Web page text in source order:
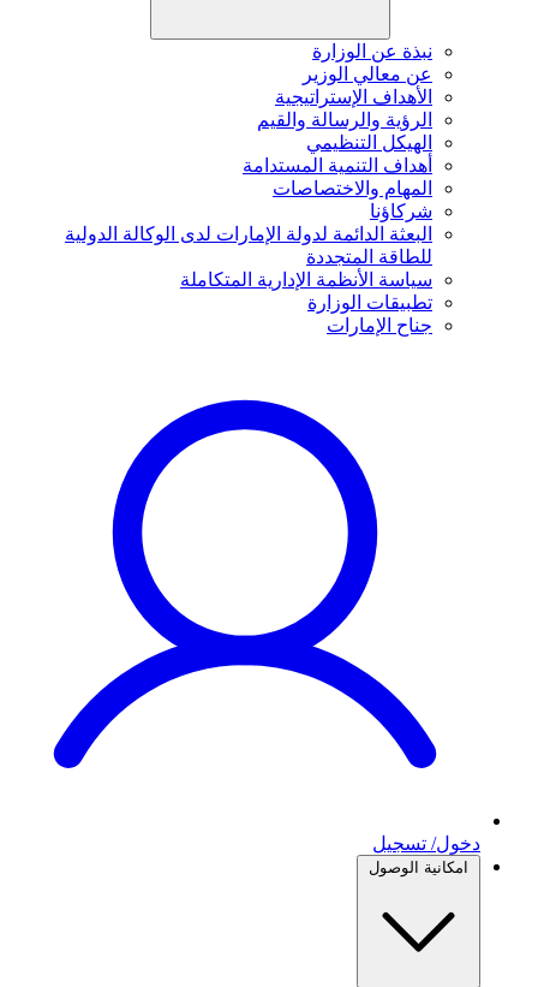
نبذة عن الوزارة
عن معالي الوزير
الأهداف الإستراتيجية
الرؤية والرسالة والقيم
الهيكل التنظيمي
أهداف التنمية المستدامة
المهام والاختصاصات
شركاؤنا
البعثة الدائمة لدولة الإمارات لدى الوكالة الدولية
للطاقة المتجددة
سياسة الأنظمة الإدارية المتكاملة
تطبيقات الوزارة
جناح الإمارات
دخول/ تسجيل
امكانية الوصول